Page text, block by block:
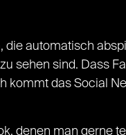
die automatisch
sehen sind. Dass
kommt das Social
denen man gerne